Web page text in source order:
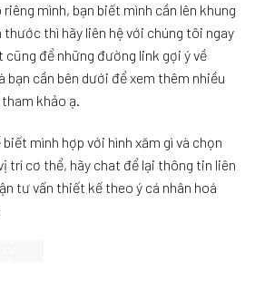
mình, bạn biết mình cần lên khung
thước thì hãy liên hệ với chúng tôi ngay
để những đường link gợi ý về
bạn cần bên dưới để xem thêm nhiều
khảo ạ.
mình hợp với hình xăm gì và chọn
trí cơ thể, hãy chat để lại thông tin liên
tư vấn thiết kế theo ý cá nhân hoá